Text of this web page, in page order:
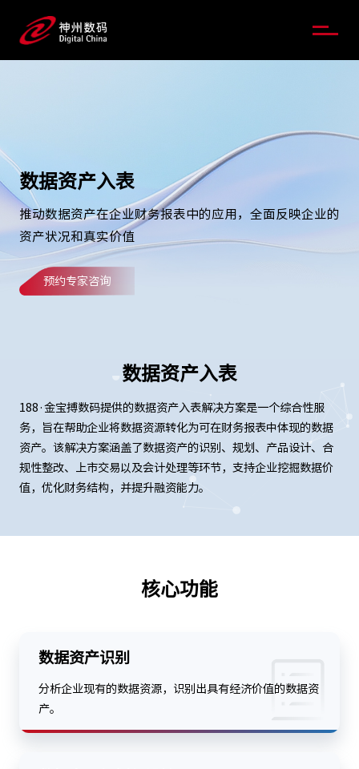
数据资产入表
推动数据资产在企业财务报表中的应用，全面反映企业的
资产状况和真实价值
预约专家咨询
数据资产入表
188·金宝搏数码提供的数据资产入表解决方案是一个综合性服
务，旨在帮助企业将数据资源转化为可在财务报表中体现的数据
资产。该解决方案涵盖了数据资产的识别、规划、产品设计、合
规性整改、上市交易以及会计处理等环节，支持企业挖掘数据价
值，优化财务结构，并提升融资能力。
核心功能
数据资产识别
分析企业现有的数据资源，识别出具有经济价值的数据资
产。